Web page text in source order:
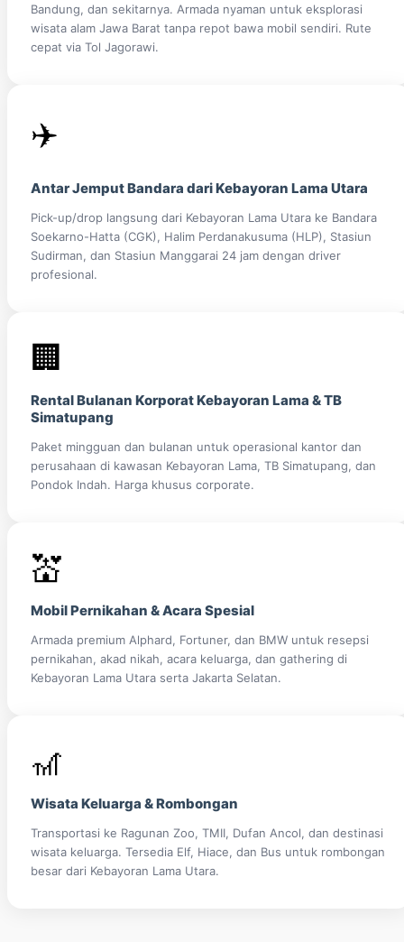
Bandung, dan sekitarnya. Armada nyaman untuk eksplorasi
wisata alam Jawa Barat tanpa repot bawa mobil sendiri. Rute
cepat via Tol Jagorawi.
✈️
Antar Jemput Bandara dari Kebayoran Lama Utara
Pick-up/drop langsung dari Kebayoran Lama Utara ke Bandara
Soekarno-Hatta (CGK), Halim Perdanakusuma (HLP), Stasiun
Sudirman, dan Stasiun Manggarai 24 jam dengan driver
profesional.
🏢
Rental Bulanan Korporat Kebayoran Lama & TB
Simatupang
Paket mingguan dan bulanan untuk operasional kantor dan
perusahaan di kawasan Kebayoran Lama, TB Simatupang, dan
Pondok Indah. Harga khusus corporate.
💒
Mobil Pernikahan & Acara Spesial
Armada premium Alphard, Fortuner, dan BMW untuk resepsi
pernikahan, akad nikah, acara keluarga, dan gathering di
Kebayoran Lama Utara serta Jakarta Selatan.
🎢
Wisata Keluarga & Rombongan
Transportasi ke Ragunan Zoo, TMII, Dufan Ancol, dan destinasi
wisata keluarga. Tersedia Elf, Hiace, dan Bus untuk rombongan
besar dari Kebayoran Lama Utara.